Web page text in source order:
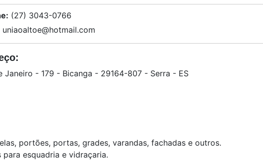
(27) 3043-0766
uniaoaltoe@hotmail.com
Janeiro - 179 - Bicanga - 29164-807 - Serra - ES
portões, portas, grades, varandas, fachadas e outros.
esquadria e vidraçaria.